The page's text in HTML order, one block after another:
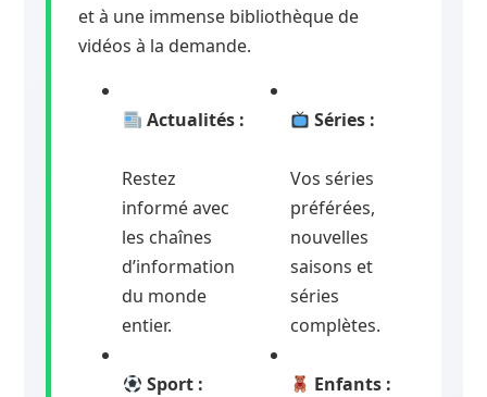
et à une immense bibliothèque de
vidéos à la demande.
Actualités :
Restez
informé avec
les chaînes
d’information
du monde
entier.
Sport :
Séries :
Vos séries
préférées,
nouvelles
saisons et
séries
complètes.
Enfants :